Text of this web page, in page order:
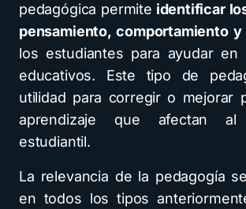
pedagógica permite identificar
pensamiento, comportamiento
los estudiantes para ayudar en
educativos. Este tipo de
utilidad para corregir o mejorar
aprendizaje que afectan al
estudiantil.
La relevancia de la pedagogía
en todos los tipos